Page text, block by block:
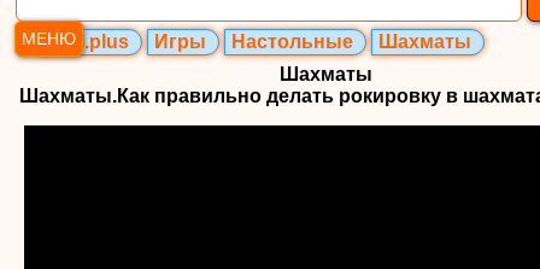
МЕНЮ
Ozzi.plus Игры Настольные
Шахматы
Шахматы
Шахматы.Как правильно делать рокировку в